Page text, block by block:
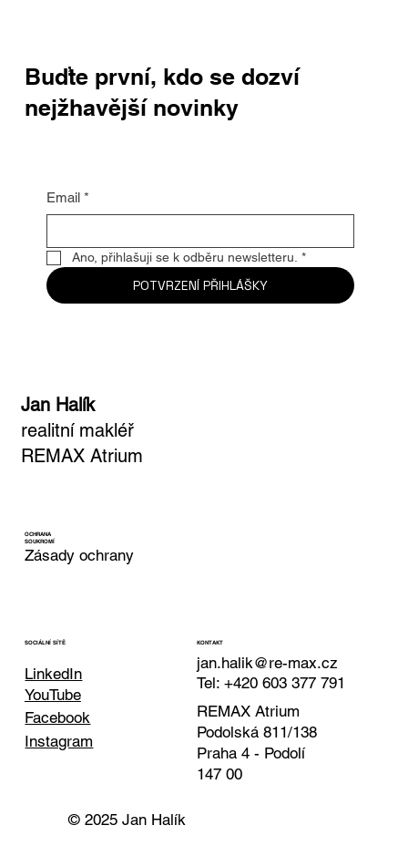
Buďte první, kdo se dozví
nejžhavější novinky
Email *
Ano, přihlašuji se k odběru newsletteru. *
POTVRZENÍ PŘIHLÁŠKY
Jan Halík
realitní makléř
REMAX Atrium
OCHRANA
SOUKROMÍ
Zásady ochrany
SOCIÁLNÍ SÍTĚ
LinkedIn
Facebook
YouTube
Instagram
KONTAKT
jan.halik@re-max.cz
Tel: +420 603 377 791
REMAX Atrium
Podolská 811/138
Praha 4 - Podolí
147 00
© 2025 Jan Halík